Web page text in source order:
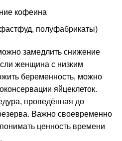
кофеина
полуфабрикаты)
замедлить снижение
женщина с низким
беременность, можно
яйцеклеток.
проведённая до
Важно своевременно
ценность времени